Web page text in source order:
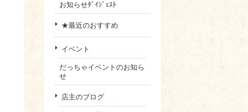
お知らせﾀﾞｲｼﾞｪｽﾄ
★最近のおすすめ
イベント
だっちゃイベントのお知ら
せ
店主のブログ